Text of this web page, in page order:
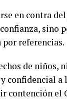
en contra
sino
referencias.
de niños,
a
contención el